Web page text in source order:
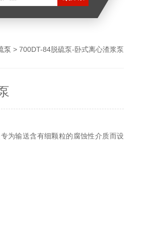
泵 > 700DT-84脱硫泵-卧式离心渣浆泵
为输送含有细颗粒的腐蚀性介质而设